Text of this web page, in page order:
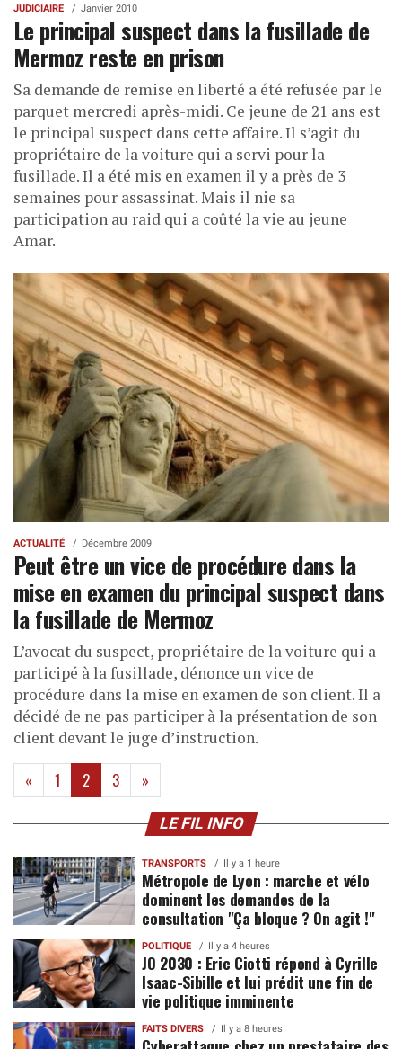
JUDICIAIRE Janvier 2010
Le principal suspect dans la fusillade de
Mermoz reste en prison
Sa demande de remise en liberté a été refusée par le
parquet mercredi après-midi. Ce jeune de 21 ans est
le principal suspect dans cette affaire. Il s’agit du
propriétaire de la voiture qui a servi pour la
fusillade. Il a été mis en examen il y a près de 3
semaines pour assassinat. Mais il nie sa
participation au raid qui a coûté la vie au jeune
Amar.
ACTUALITÉ Décembre 2009
Peut être un vice de procédure dans la
mise en examen du principal suspect dans
la fusillade de Mermoz
L’avocat du suspect, propriétaire de la voiture qui a
participé à la fusillade, dénonce un vice de
procédure dans la mise en examen de son client. Il a
décidé de ne pas participer à la présentation de son
client devant le juge d’instruction.
« 1 2(current)
3 »
LE FIL INFO
TRANSPORTS Il y a 1 heure
Métropole de Lyon : marche et vélo
dominent les demandes de la
consultation "Ça bloque ? On agit !"
POLITIQUE Il y a 4 heures
JO 2030 : Eric Ciotti répond à Cyrille
Isaac-Sibille et lui prédit une fin de
vie politique imminente
FAITS DIVERS Il y a 8 heures